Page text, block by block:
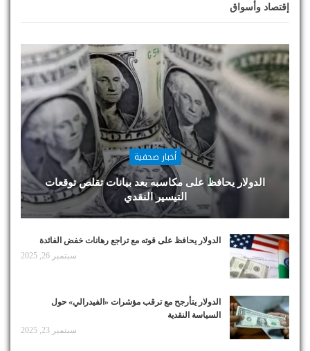
إقتصاد وأسواق
أخبار صحفية
الدولار يحافظ على مكاسبه بعد بيانات تقلص توقعات
التيسير النقدي
الدولار يحافظ على قوته مع تراجع رهانات خفض الفائدة
سبتمبر 26, 2025
الدولار يتأرجح مع ترقب مؤشرات «الفيدرالي» حول
السياسة النقدية
سبتمبر 23, 2025